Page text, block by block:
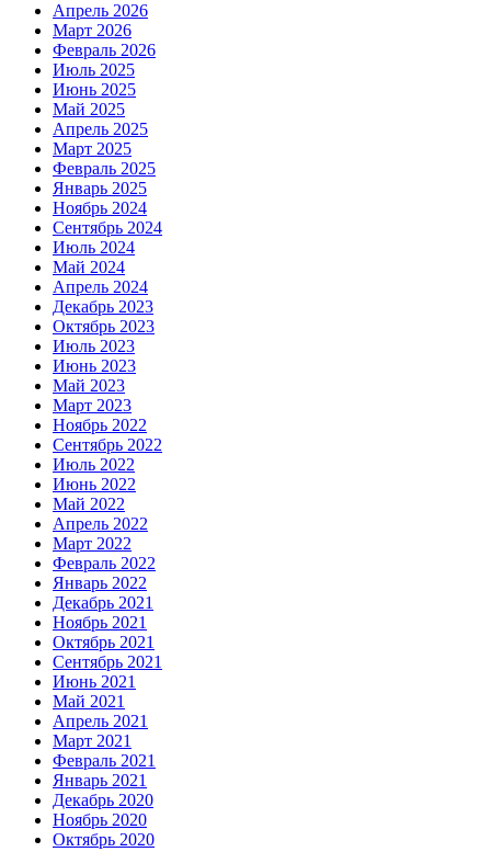
Апрель 2026
Март 2026
Февраль 2026
Июль 2025
Июнь 2025
Май 2025
Апрель 2025
Март 2025
Февраль 2025
Январь 2025
Ноябрь 2024
Сентябрь 2024
Июль 2024
Май 2024
Апрель 2024
Декабрь 2023
Октябрь 2023
Июль 2023
Июнь 2023
Май 2023
Март 2023
Ноябрь 2022
Сентябрь 2022
Июль 2022
Июнь 2022
Май 2022
Апрель 2022
Март 2022
Февраль 2022
Январь 2022
Декабрь 2021
Ноябрь 2021
Октябрь 2021
Сентябрь 2021
Июнь 2021
Май 2021
Апрель 2021
Март 2021
Февраль 2021
Январь 2021
Декабрь 2020
Ноябрь 2020
Октябрь 2020